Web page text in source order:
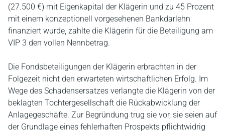
(27.500 €) mit Eigenkapital der Klägerin und zu 45 Prozent
mit einem konzeptionell vorgesehenen Bankdarlehn
finanziert wurde, zahlte die Klägerin für die Beteiligung am
VIP 3 den vollen Nennbetrag.
Die Fondsbeteiligungen der Klägerin erbrachten in der
Folgezeit nicht den erwarteten wirtschaftlichen Erfolg. Im
Wege des Schadensersatzes verlangte die Klägerin von der
beklagten Tochtergesellschaft die Rückabwicklung der
Anlagegeschäfte. Zur Begründung trug sie vor, sie seien auf
der Grundlage eines fehlerhaften Prospekts pflichtwidrig